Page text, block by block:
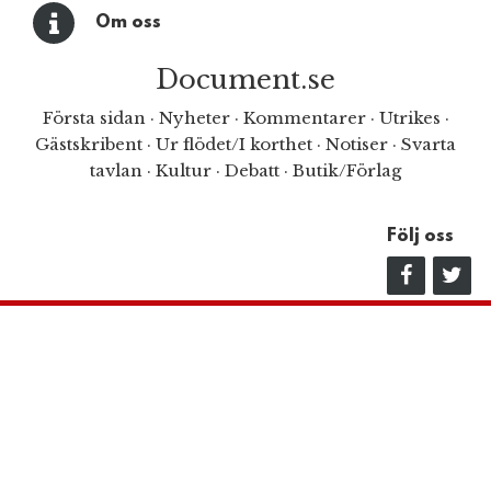
Om oss
Document.se
Första sidan· Nyheter· Kommentarer· Utrikes ·
Gästskribent · Ur flödet/I korthet · Notiser · Svarta
tavlan · Kultur · Debatt · Butik/Förlag
Följ oss